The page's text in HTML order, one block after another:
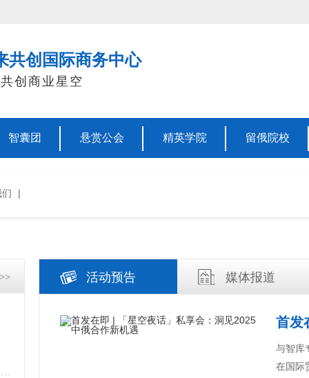
共创国际商务中心
创商业星空
智囊团 悬赏公会 精英学院 留俄院校
|
活动预告 媒体报道
首发
与智库
在国际